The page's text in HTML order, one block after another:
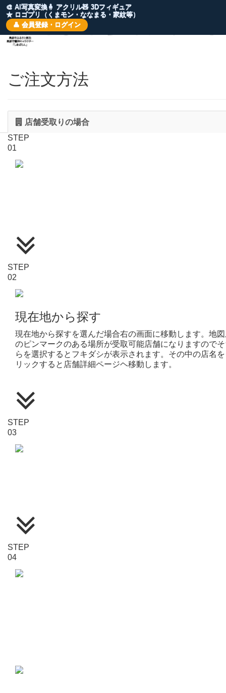
🎨 AI写真変換 🧍 アクリル🧸 3Dフィギュア
★ ロゴプリ（くまモン・ななまる・家紋等）
👤 会員登録・ログイン
ご注文方法
店舗受取りの場合
STEP
01
STEP
02
現在地から探す
現在地から探すを選んだ場合右の画面に移動します。地
のピンマークのある場所が受取可能店舗になりますので
らを選択するとフキダシが表示されます。その中の店名
リックすると店舗詳細ページヘ移動します。
STEP
03
STEP
04
COPYRIGHT © 2019-2024 株式会社クロスワン